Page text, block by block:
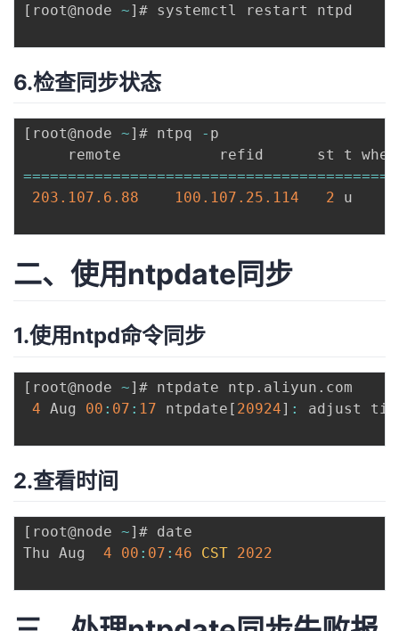
[ root@node ~] # systemctl restart ntpd
6.检查同步状态
[ root@node ~] # ntpq - p
==========================================
203.107 .6 .88 100.107 .25 .114 2 u
二、使用ntpdate同步
1.使用ntpd命令同步
[ root@node ~] # ntpdate ntp . aliyun . com
4 Aug 00 : 07 : 17 ntpdate [ 20924] : adjust
2.查看时间
[ root@node ~] # date
Thu Aug 4 00 : 07 : 46 CST 2022